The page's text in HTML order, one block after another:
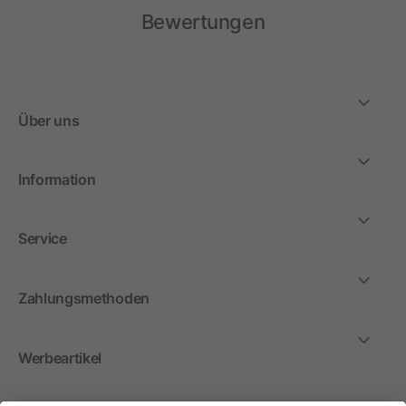
Bewertungen
Über uns
Information
Service
Zahlungsmethoden
Werbeartikel